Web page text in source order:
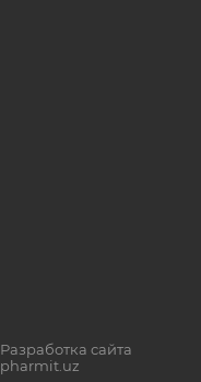
Разработка сайта
pharmit.uz